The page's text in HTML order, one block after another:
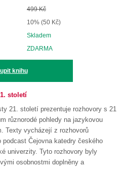
499 Kč
10% (50 Kč)
Skladem
ZDARMA
knihu
století
21. století prezentuje rozhovory s 21
různorodé pohledy na jazykovou
Texty vycházejí z rozhovorů
podcast Čejovna katedry českého
univerzity. Tyto rozhovory byly
osobnostmi doplněny a